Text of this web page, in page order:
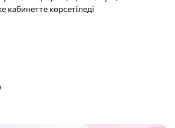
кабинетте көрсетіледі